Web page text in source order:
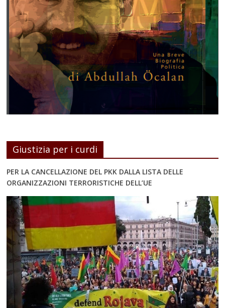
Giustizia per i curdi
PER LA CANCELLAZIONE DEL PKK DALLA LISTA DELLE
ORGANIZZAZIONI TERRORISTICHE DELL’UE